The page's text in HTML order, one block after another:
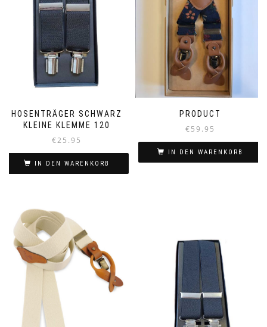
HOSENTRÄGER SCHWARZ
KLEINE KLEMME 120
€25.95
IN DEN WARENKORB
PRODUCT
€59.95
IN DEN WARENKORB